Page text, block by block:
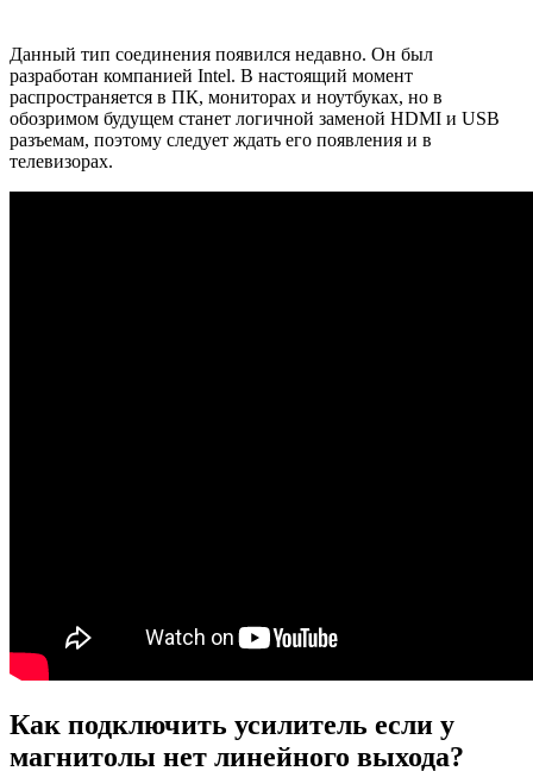
Данный тип соединения появился недавно. Он был
разработан компанией Intel. В настоящий момент
распространяется в ПК, мониторах и ноутбуках, но в
обозримом будущем станет логичной заменой HDMI и USB
разъемам, поэтому следует ждать его появления и в
телевизорах.
Как подключить усилитель если у
магнитолы нет линейного выхода?